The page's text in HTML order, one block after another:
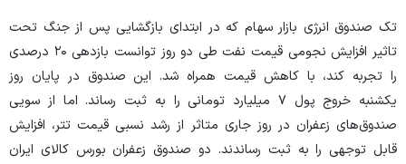
تک صندوق انرژی بازار سهام که در ابتدای بازگشایی پس از جنگ تحت
تاثیر افزایش نجومی قیمت نفت طی دو روز توانست بازدهی ۲۰ درصدی
را تجربه کند، با کاهش قیمت همراه شد. این صندوق در پایان روز
یکشنبه خروج پول ۷ میلیارد تومانی را به ثبت رساند. اما از سویی
صندوق‌های زعفران در روز جاری متاثر از رشد نسبی قیمت تتر، افزایش
قابل توجهی را به ثبت رساندند. دو صندوق زعفران بورس کالای ایران